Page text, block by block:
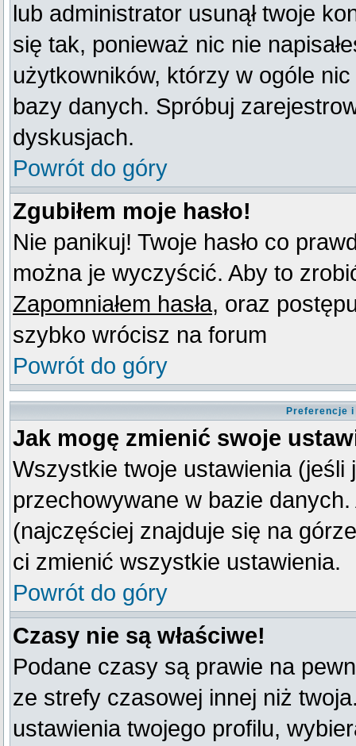
lub administrator usunął twoje
się tak, ponieważ nic nie
użytkowników, którzy w ogóle
bazy danych. Spróbuj
dyskusjach.
Powrót do góry
Zgubiłem moje hasło!
Nie panikuj! Twoje hasło co
można je wyczyścić. Aby to
Zapomniałem hasła, oraz
szybko wrócisz na forum
Powrót do góry
Preferencje
Jak mogę zmienić swoje
Wszystkie twoje ustawienia
przechowywane w bazie
(najczęściej znajduje się na
ci zmienić wszystkie ustawienia.
Powrót do góry
Czasy nie są właściwe!
Podane czasy są prawie na
ze strefy czasowej innej niż
ustawienia twojego profilu,